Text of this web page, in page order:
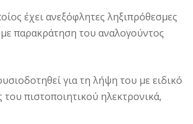
έχει ανεξόφλητες ληξιπρόθεσμες
παρακράτηση του αναλογούντος
για τη λήψη του με ειδικό
πιστοποιητικού ηλεκτρονικά,